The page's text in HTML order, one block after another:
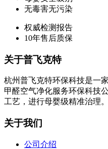
无毒害无污染
权威检测报告
10年售后质保
关于普飞克特
杭州普飞克特环保科技是一
甲醛空气净化服务环保科技
工艺，进行母婴级精准治理。
关于我们
公司介绍